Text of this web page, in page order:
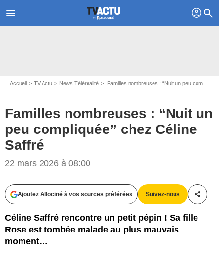
menu profil search
Accueil TV Actu News Télérealité Familles nombreuses : “Nuit un peu compliquée” chez Céline Saffré
Familles nombreuses : “Nuit un
peu compliquée” chez Céline
Saffré
22 mars 2026 à 08:00
Ajoutez Allociné à vos sources préférées Suivez-nous
Céline Saffré rencontre un petit pépin ! Sa fille
Rose est tombée malade au plus mauvais
moment…